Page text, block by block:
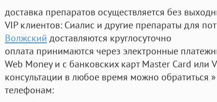
доставка препаратов осуществляется без
VIP клиентов: Сиалис и другие препараты для
Волжский доставляются круглосуточно
оплата принимаются через электронные
Web Money и с банковских карт Master Card или
консультации в любое время можно обратиться
телефонам: